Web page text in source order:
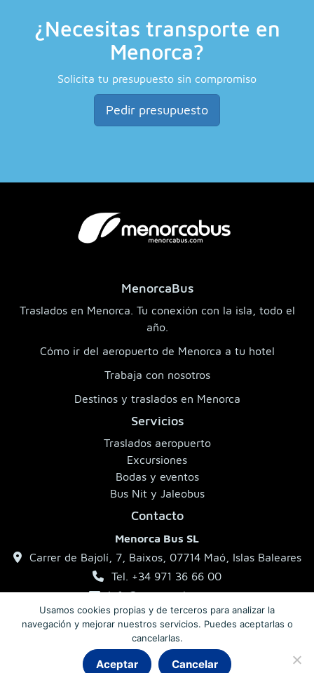
¿Necesitas transporte en
Menorca?
Solicita tu presupuesto sin compromiso
Pedir presupuesto
MenorcaBus
Traslados en Menorca. Tu conexión con la isla, todo el
año.
Cómo ir del aeropuerto de Menorca a tu hotel
Trabaja con nosotros
Destinos y traslados en Menorca
Servicios
Traslados aeropuerto
Excursiones
Bodas y eventos
Bus Nit y Jaleobus
Contacto
Menorca Bus SL
Carrer de Bajolí, 7, Baixos, 07714 Maó, Islas Baleares
Tel. +34 971 36 66 00
info@menorcabus.com
Aviso legal Política de privacidadCondiciones generales
Usamos cookies propias y de terceros para analizar la
navegación y mejorar nuestros servicios. Puedes aceptarlas o
cancelarlas.
Aceptar Cancelar